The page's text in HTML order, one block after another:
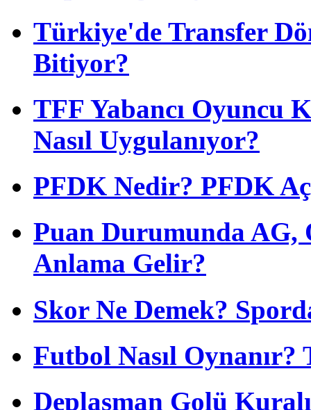
Türkiye'de Transfer
Bitiyor?
TFF Yabancı Oyuncu
Nasıl Uygulanıyor?
PFDK Nedir? PFDK
Puan Durumunda AG,
Anlama Gelir?
Skor Ne Demek?
Futbol Nasıl
Deplasman Golü